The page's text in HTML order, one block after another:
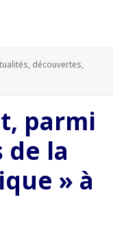
, découvertes,
parmi
de la
» à